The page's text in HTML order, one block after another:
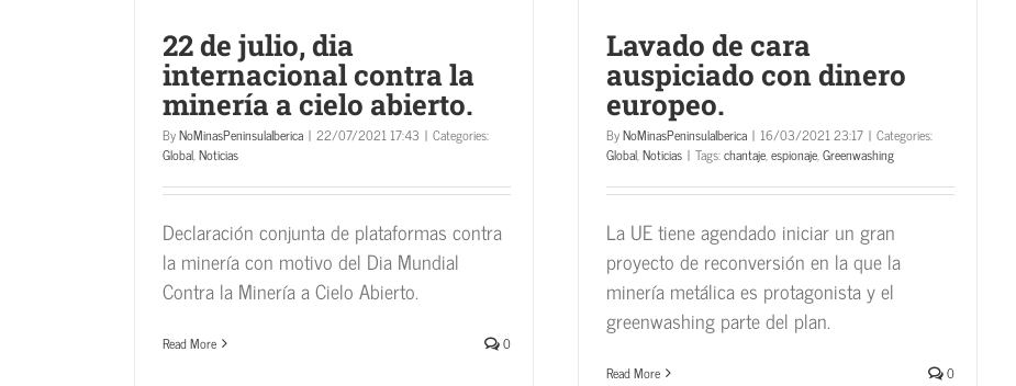
22 de julio, dia
internacional contra la
minería a cielo abierto.
ByNoMinasPeninsulaIberica | 22/07/2021 17:43 | Categories:
Global,Noticias
Declaración conjunta de plataformas contra
la minería con motivo del Dia Mundial
Contra la Minería a Cielo Abierto.
Read More 0
Lavado de cara
auspiciado con dinero
europeo.
ByNoMinasPeninsulaIberica | 16/03/2021 23:17 | Categories:
Global,Noticias | Tags:chantaje,espionaje,Greenwashing
La UE tiene agendado iniciar un gran
proyecto de reconversión en la que la
minería metálica es protagonista y el
greenwashing parte del plan.
Read More 0